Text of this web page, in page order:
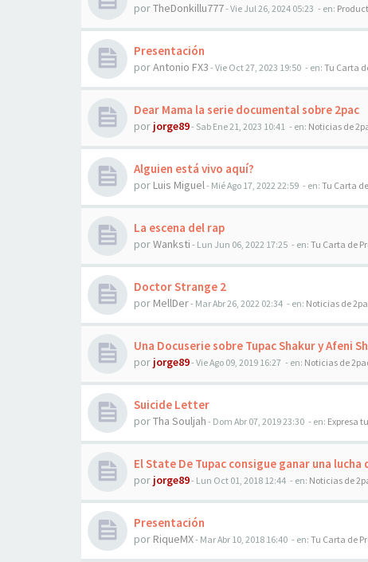
porTheDonkillu777- Vie Jul 26, 2024 05:23 - en:
Presentación
porAntonio FX3 - Vie Oct 27, 2023 19:50 - en: Tu Carta
Dear Mama la serie documental sobre 2pac
por jorge89- Sab Ene 21, 2023 10:41 - en: Noticias de
Alguien está vivo aquí?
por Luis Miguel- Mié Ago 17, 2022 22:59 - en: Tu Carta
La escena del rap
porWanksti - Lun Jun 06, 2022 17:25 - en: Tu Carta de
Doctor Strange 2
por MellDer- Mar Abr 26, 2022 02:34 - en: Noticias de
Una Docuserie sobre Tupac Shakur y Afeni
por jorge89- Vie Ago 09, 2019 16:27 - en: Noticias de
Suicide Letter
porTha Souljah - Dom Abr 07, 2019 23:30 - en: Expresa
El State De Tupac consigue ganar una
por jorge89- Lun Oct 01, 2018 12:44 - en: Noticias de
Presentación
por RiqueMX- Mar Abr 10, 2018 16:40 - en: Tu Carta de